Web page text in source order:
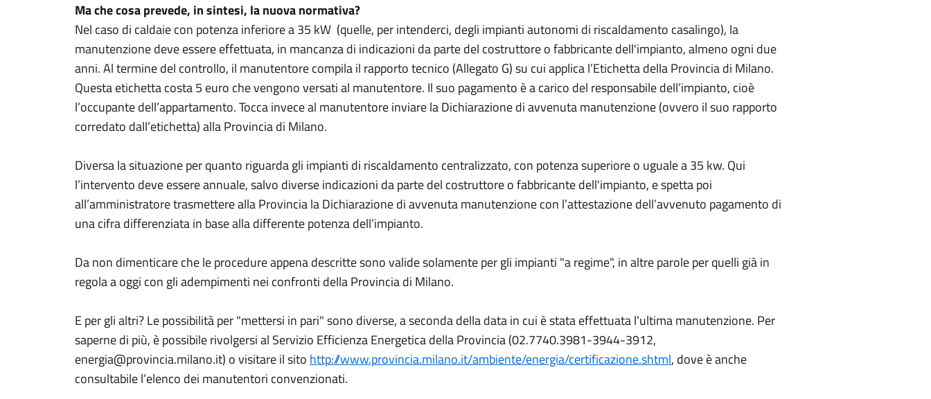
Ma che cosa prevede, in sintesi, la nuova normativa?
Nel caso di caldaie con potenza inferiore a 35 kW (quelle, per intenderci, degli impianti autonomi di riscaldamento casalingo), la
manutenzione deve essere effettuata, in mancanza di indicazioni da parte del costruttore o fabbricante dell'impianto, almeno ogni due
anni. Al termine del controllo, il manutentore compila il rapporto tecnico (Allegato G) su cui applica l’Etichetta della Provincia di Milano.
Questa etichetta costa 5 euro che vengono versati al manutentore. Il suo pagamento è a carico del responsabile dell’impianto, cioè
l’occupante dell’appartamento. Tocca invece al manutentore inviare la Dichiarazione di avvenuta manutenzione (ovvero il suo rapporto
corredato dall’etichetta) alla Provincia di Milano.
Diversa la situazione per quanto riguarda gli impianti di riscaldamento centralizzato, con potenza superiore o uguale a 35 kw. Qui
l’intervento deve essere annuale, salvo diverse indicazioni da parte del costruttore o fabbricante dell'impianto, e spetta poi
all’amministratore trasmettere alla Provincia la Dichiarazione di avvenuta manutenzione con l’attestazione dell’avvenuto pagamento di
una cifra differenziata in base alla differente potenza dell’impianto.
Da non dimenticare che le procedure appena descritte sono valide solamente per gli impianti "a regime", in altre parole per quelli già in
regola a oggi con gli adempimenti nei confronti della Provincia di Milano.
E per gli altri? Le possibilità per "mettersi in pari" sono diverse, a seconda della data in cui è stata effettuata l'ultima manutenzione. Per
saperne di più, è possibile rivolgersi al Servizio Efficienza Energetica della Provincia (02.7740.3981-3944-3912,
energia@provincia.milano.it) o visitare il sito http://www.provincia.milano.it/ambiente/energia/certificazione.shtml, dove è anche
consultabile l’elenco dei manutentori convenzionati.